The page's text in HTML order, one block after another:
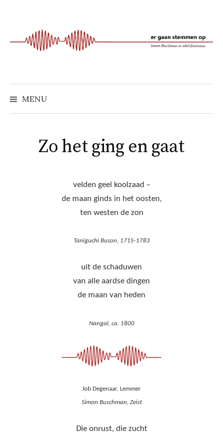
springen
MENU
Zo het ging en gaat
velden geel koolzaad –
de maan ginds in het oosten,
ten westen de zon
Taniguchi Buson, 1715-1783
uit de schaduwen
van alle aardse dingen
de maan van heden
Nangai, ca. 1800
Job Degenaar, Lemmer
Simon Buschman, Zeist
Die onrust, die zucht